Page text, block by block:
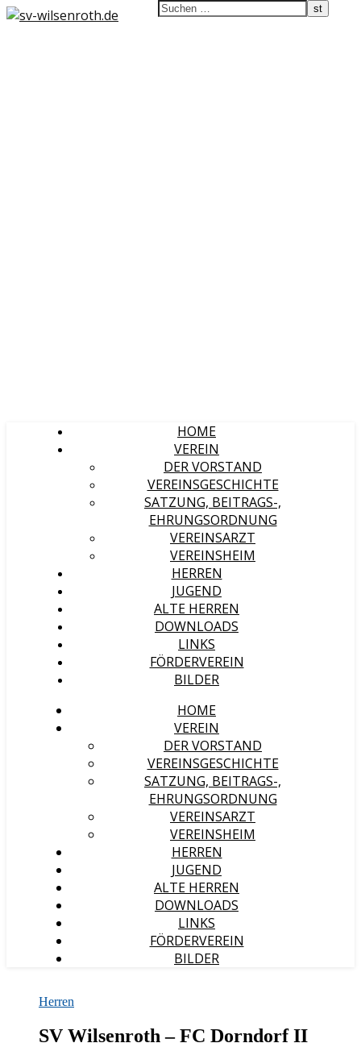
HOME
VEREIN
DER VORSTAND
VEREINSGESCHICHTE
SATZUNG, BEITRAGS-,
EHRUNGSORDNUNG
VEREINSARZT
VEREINSHEIM
HERREN
JUGEND
ALTE HERREN
DOWNLOADS
LINKS
FÖRDERVEREIN
BILDER
HOME
VEREIN
DER VORSTAND
VEREINSGESCHICHTE
SATZUNG, BEITRAGS-,
EHRUNGSORDNUNG
VEREINSARZT
VEREINSHEIM
HERREN
JUGEND
ALTE HERREN
DOWNLOADS
LINKS
FÖRDERVEREIN
BILDER
Herren
SV Wilsenroth – FC Dorndorf II